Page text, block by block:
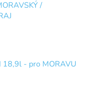
/
18,9l - pro MORAVU